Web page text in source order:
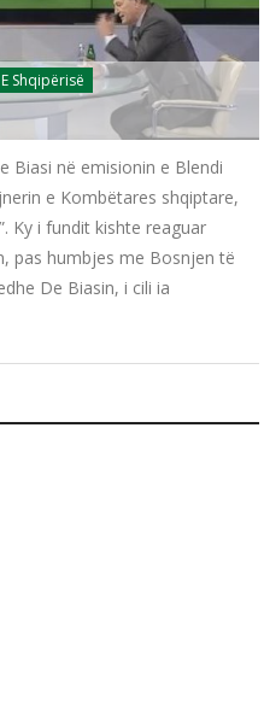
Shqipërisë
Biasi në emisionin e Blendi
e Kombëtares shqiptare,
Ky i fundit kishte reaguar
pas humbjes me Bosnjen të
De Biasin, i cili ia